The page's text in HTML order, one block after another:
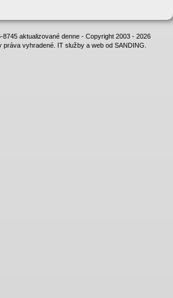
aktualizované denne - Copyright 2003 - 2026
vyhradené. IT služby a web od SANDING.